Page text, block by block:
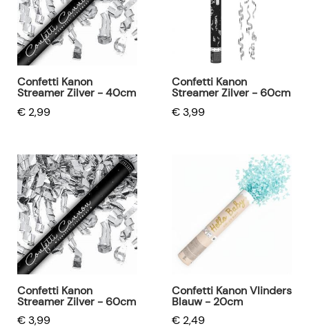
Confetti Kanon
Streamer Zilver - 40cm
€ 2,99
Confetti Kanon
Streamer Zilver - 60cm
€ 3,99
Confetti Kanon
Streamer Zilver - 60cm
€ 3,99
Confetti Kanon Vlinders
Blauw - 20cm
€ 2,49